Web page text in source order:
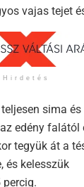
vajas tejet
Hirdetés
sima és
edény falától
tegyük át a
és kelesszük